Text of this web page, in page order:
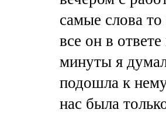
самые слова
все он в
минуты я
подошла к
нас была